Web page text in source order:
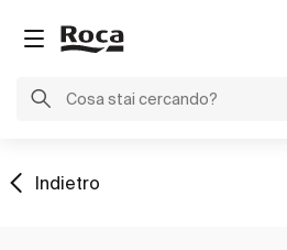
Indietro